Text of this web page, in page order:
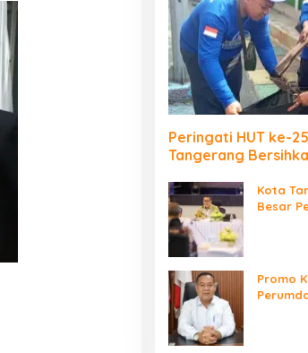
Peringati HUT ke-
Tangerang
Kota
Besar
Promo